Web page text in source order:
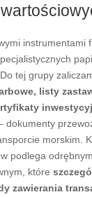
instrumentami
tej grupy
listy
dokumenty
morskim.
podlega odrębnym
które
zawierania